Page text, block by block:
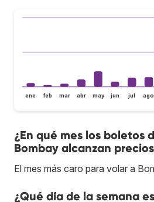
ene feb mar abr may jun jul ago
¿En qué mes los boletos
Bombay alcanzan
El mes más caro para volar a
¿Qué día de la semana